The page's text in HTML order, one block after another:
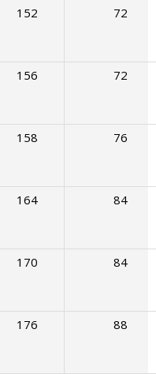
152 72
156 72
158 76
164 84
170 84
176 88